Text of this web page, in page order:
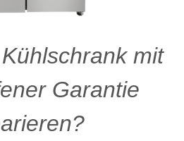
mit
Garantie